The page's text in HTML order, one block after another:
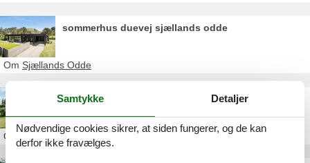
sommerhus duevej sjællands odde
Om Sjællands Odde
billig sommerhusudlejning horsens
Om
Samtykke Detaljer
Nødvendige cookies sikrer, at siden fungerer, og de kan
derfor ikke fravælges.